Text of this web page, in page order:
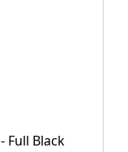
Full Black